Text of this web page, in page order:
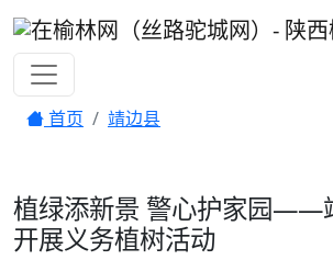
首页 靖边县
植绿添新景 警心护家园——
开展义务植树活动